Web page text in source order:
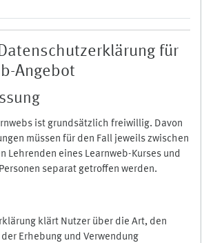
für
Angebot
ist grundsätzlich freiwillig. Davon
müssen für den Fall jeweils zwischen
Lehrenden eines Learnweb-Kurses und
separat getroffen werden.
klärt Nutzer über die Art, den
Erhebung und Verwendung